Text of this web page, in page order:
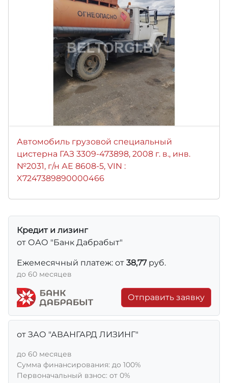
Автомобиль грузовой специальный
цистерна ГАЗ 3309-473898, 2008 г. в., инв.
№2031, г/н АЕ 8608-5, VIN :
X7247389890000466
Кредит и лизинг
от ОАО "Банк Дабрабыт"
Ежемесячный платеж: от 38,77руб.
до 60 месяцев
Отправить заявку
от ЗАО "АВАНГАРД ЛИЗИНГ"
до 60 месяцев
Сумма финансирования: до 100%
Первоначальный взнос: от 0%